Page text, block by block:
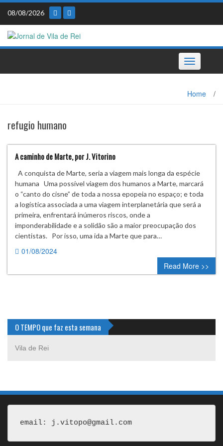
Skip
content
08/08/2026
Toggle
navigation
Home /
refugio humano
A caminho de Marte, por J. Vitorino
A conquista de Marte, seria a viagem mais longa da espécie
humana Uma possível viagem dos humanos a Marte, marcará
o “canto do cisne” de toda a nossa epopeia no espaço; e toda
a logística associada a uma viagem interplanetária que será a
primeira, enfrentará inúmeros riscos, onde a
imponderabilidade e a solidão são a maior preocupação dos
cientistas. Por isso, uma ida a Marte que para…
01/08/2024
0 comment
Read More >>
O TEMPO que faz esta semana
Vila de Rei
email: j.vitopo@gmail.com